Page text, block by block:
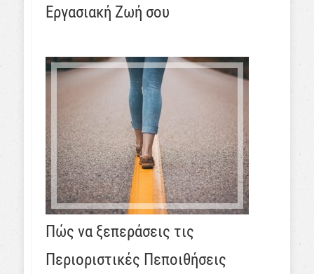
Εργασιακή Ζωή σου
Πώς να ξεπεράσεις τις
Περιοριστικές Πεποιθήσεις